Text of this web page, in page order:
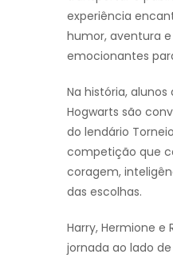
experiência
humor, aventura
emocionantes
Na história,
Hogwarts são
do lendário
competição que
coragem,
das escolhas.
Harry, Hermione e
jornada ao lado